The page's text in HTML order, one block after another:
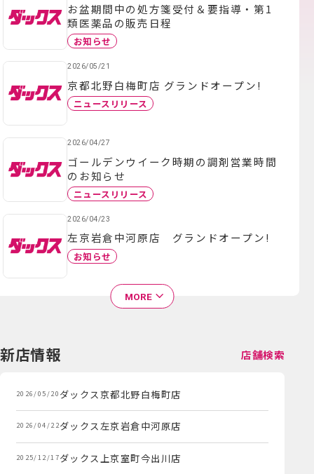
お盆期間中の処方箋受付＆要指導・第1
類医薬品の販売日程
お知らせ
2026/05/21
京都北野白梅町店 グランドオープン!
ニュースリリース
2026/04/27
ゴールデンウイーク時期の調剤営業時間
のお知らせ
ニュースリリース
2026/04/23
左京岩倉中河原店 グランドオープン!
お知らせ
MORE
新店情報 店舗検索